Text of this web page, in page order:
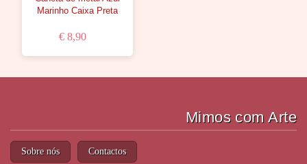
Marinho Caixa Preta
€ 8,90
Mimos com Arte
Sobre nós Contactos